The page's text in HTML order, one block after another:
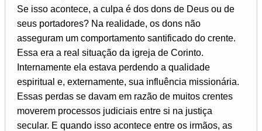
Se isso acontece, a culpa é dos dons de Deus ou de
seus portadores? Na realidade, os dons não
asseguram um comportamento santificado do crente.
Essa era a real situação da igreja de Corinto.
Internamente ela estava perdendo a qualidade
espiritual e, externamente, sua influência missionária.
Essas perdas se davam em razão de muitos crentes
moverem processos judiciais entre si na justiça
secular. E quando isso acontece entre os irmãos, as